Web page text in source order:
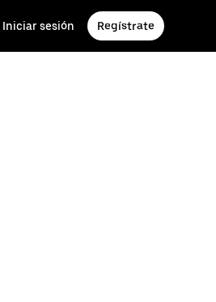
Iniciar sesión Regístrate